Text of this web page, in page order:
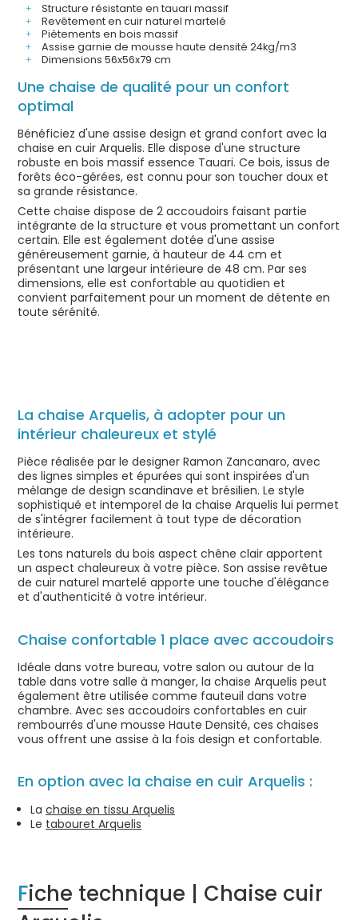
Structure résistante en tauari massif
Revêtement en cuir naturel martelé
Piètements en bois massif
Assise garnie de mousse haute densité 24kg/m3
Dimensions 56x56x79 cm
Une chaise de qualité pour un confort
optimal
Bénéficiez d'une assise design et grand confort avec la
chaise en cuir Arquelis. Elle dispose d'une structure
robuste en bois massif essence Tauari. Ce bois, issus de
forêts éco-gérées, est connu pour son toucher doux et
sa grande résistance.
Cette chaise dispose de 2 accoudoirs faisant partie
intégrante de la structure et vous promettant un confort
certain. Elle est également dotée d'une assise
généreusement garnie, à hauteur de 44 cm et
présentant une largeur intérieure de 48 cm. Par ses
dimensions, elle est confortable au quotidien et
convient parfaitement pour un moment de détente en
toute sérénité.
La chaise Arquelis, à adopter pour un
intérieur chaleureux et stylé
Pièce réalisée par le designer Ramon Zancanaro, avec
des lignes simples et épurées qui sont inspirées d'un
mélange de design scandinave et brésilien. Le style
sophistiqué et intemporel de la chaise Arquelis lui permet
de s'intégrer facilement à tout type de décoration
intérieure.
Les tons naturels du bois aspect chêne clair apportent
un aspect chaleureux à votre pièce. Son assise revêtue
de cuir naturel martelé apporte une touche d'élégance
et d'authenticité à votre intérieur.
Chaise confortable 1 place avec accoudoirs
Idéale dans votre bureau, votre salon ou autour de la
table dans votre salle à manger, la chaise Arquelis peut
également être utilisée comme fauteuil dans votre
chambre. Avec ses accoudoirs confortables en cuir
rembourrés d'une mousse Haute Densité, ces chaises
vous offrent une assise à la fois design et confortable.
En option avec la chaise en cuir Arquelis :
La chaise en tissu Arquelis
Le tabouret Arquelis
Fiche technique | Chaise cuir